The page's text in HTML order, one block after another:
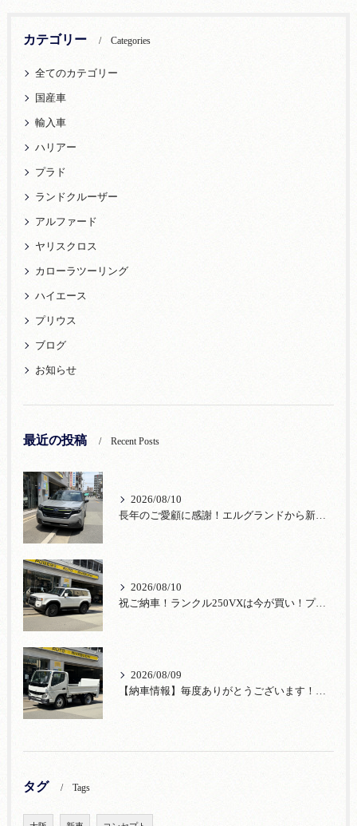
カテゴリー Categories
全てのカテゴリー
国産車
輸入車
ハリアー
プラド
ランドクルーザー
アルファード
ヤリスクロス
カローラツーリング
ハイエース
プリウス
ブログ
お知らせ
最近の投稿 Recent Posts
2026/08/10
長年のご愛顧に感謝！エルグランドから新車フォレスターへお乗換え！
2026/08/10
祝ご納車！ランクル250VXは今が買い！プラドからお乗換感謝【宮口自動車】
2026/08/09
タグ Tags